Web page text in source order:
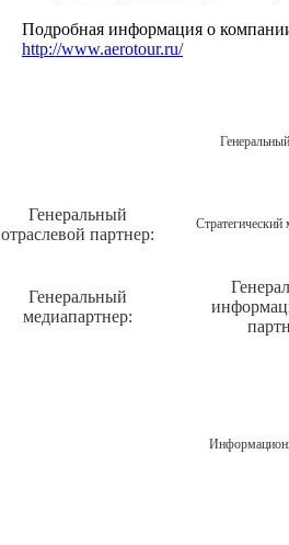
Подробная информация о
http://www.aerotour.ru/
Генеральный
отраслевой партнер:
Стратегический
Генеральный
медиапартнер: